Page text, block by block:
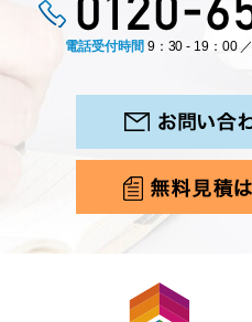
電話受付時間 9：30 - 19：00 ／